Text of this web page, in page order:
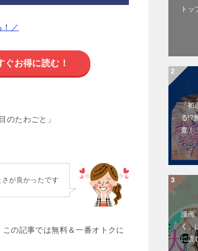
！／
ぐお得に読む！
のたわごと」
が良かったです
の記事では無料＆一番オトクに
トッ
「初
る!?
査！
漫画
く」
に読